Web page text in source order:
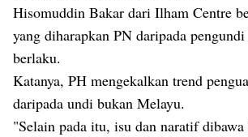
Hisomuddin Bakar dari Ilham Centre
yang diharapkan PN daripada
berlaku.
Katanya, PH mengekalkan trend
daripada undi bukan Melayu.
"Selain pada itu, isu dan naratif